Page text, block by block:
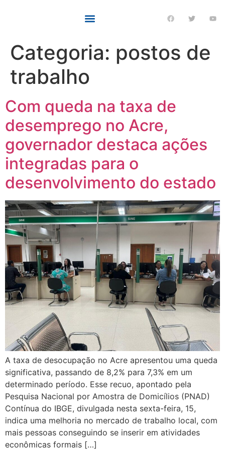
Categoria: postos de
trabalho
Com queda na taxa de
desemprego no Acre,
governador destaca ações
integradas para o
desenvolvimento do estado
A taxa de desocupação no Acre apresentou uma queda
significativa, passando de 8,2% para 7,3% em um
determinado período. Esse recuo, apontado pela
Pesquisa Nacional por Amostra de Domicílios (PNAD)
Contínua do IBGE, divulgada nesta sexta-feira, 15,
indica uma melhoria no mercado de trabalho local, com
mais pessoas conseguindo se inserir em atividades
econômicas formais […]